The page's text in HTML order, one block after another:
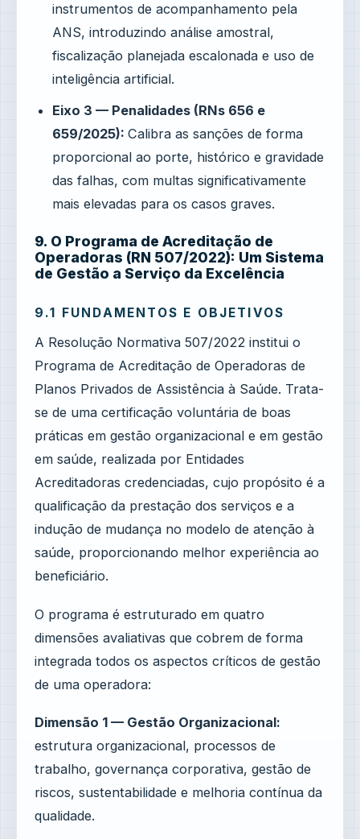
instrumentos de acompanhamento pela
ANS, introduzindo análise amostral,
fiscalização planejada escalonada e uso de
inteligência artificial.
Eixo 3 — Penalidades (RNs 656 e
659/2025): Calibra as sanções de forma
proporcional ao porte, histórico e gravidade
das falhas, com multas significativamente
mais elevadas para os casos graves.
9. O Programa de Acreditação de
Operadoras (RN 507/2022): Um Sistema
de Gestão a Serviço da Excelência
9.1 FUNDAMENTOS E OBJETIVOS
A Resolução Normativa 507/2022 institui o
Programa de Acreditação de Operadoras de
Planos Privados de Assistência à Saúde. Trata-
se de uma certificação voluntária de boas
práticas em gestão organizacional e em gestão
em saúde, realizada por Entidades
Acreditadoras credenciadas, cujo propósito é a
qualificação da prestação dos serviços e a
indução de mudança no modelo de atenção à
saúde, proporcionando melhor experiência ao
beneficiário.
O programa é estruturado em quatro
dimensões avaliativas que cobrem de forma
integrada todos os aspectos críticos de gestão
de uma operadora:
Dimensão 1 — Gestão Organizacional:
estrutura organizacional, processos de
trabalho, governança corporativa, gestão de
riscos, sustentabilidade e melhoria contínua da
qualidade.